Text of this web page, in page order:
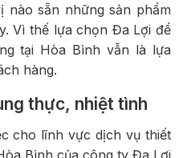
sẵn những sản phẩm
Vì thế lựa chọn Đa Lợi để
tại Hòa Bình vẫn là lựa
hàng.
thực, nhiệt tình
cho lĩnh vực dịch vụ thiết